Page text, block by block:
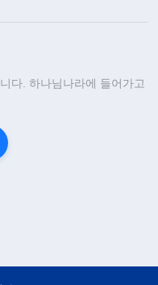
하고 하나님의 뜻을
오와 아직 해결하지
반드시 단련해야 사
면 늘 기도하고 잘못
나님을 거슬렀는지
에게 이로운 것이다.
오는 것은 결코 우연
다. 하나님나라에 들어가고